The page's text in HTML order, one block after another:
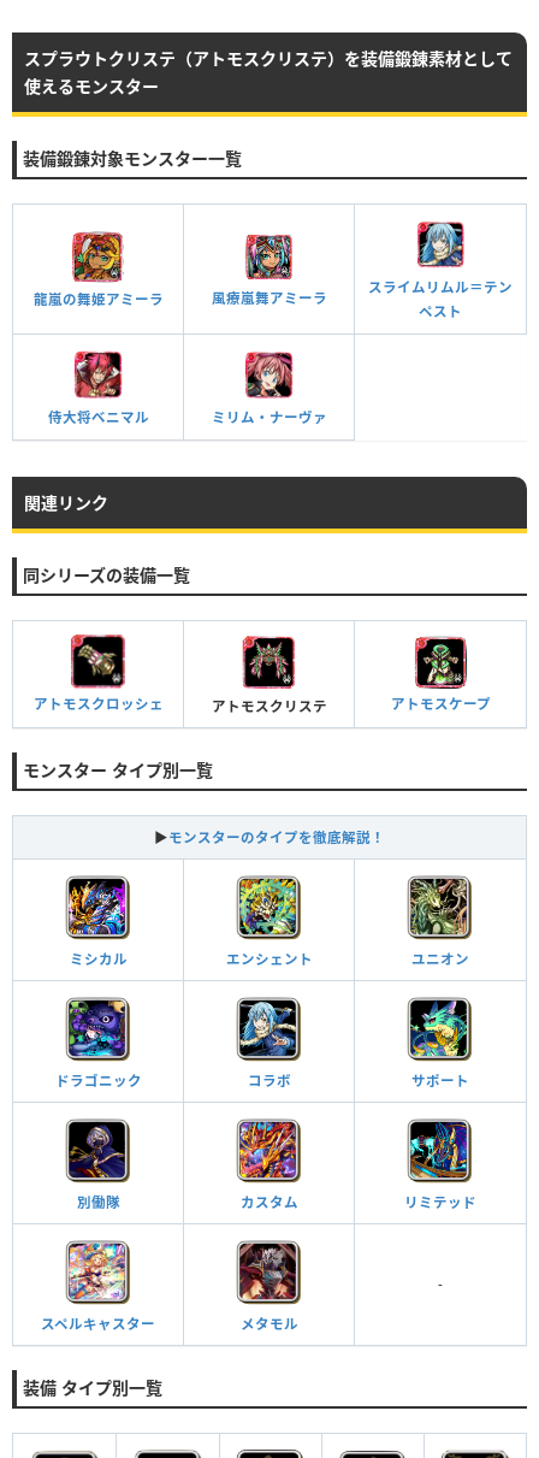
スプラウトクリステ（アトモスクリステ）を装備鍛錬素材として
使えるモンスター
装備鍛錬対象モンスター一覧
龍嵐の舞姫アミーラ 風療嵐舞アミーラ
スライムリムル＝テン
ペスト
侍大将ベニマル ミリム・ナーヴァ
関連リンク
同シリーズの装備一覧
アトモスクロッシェ アトモスクリステ アトモスケープ
モンスター タイプ別一覧
▶モンスターのタイプを徹底解説！
ミシカル エンシェント ユニオン
ドラゴニック コラボ サポート
別働隊 カスタム リミテッド
スペルキャスター メタモル
-
装備 タイプ別一覧